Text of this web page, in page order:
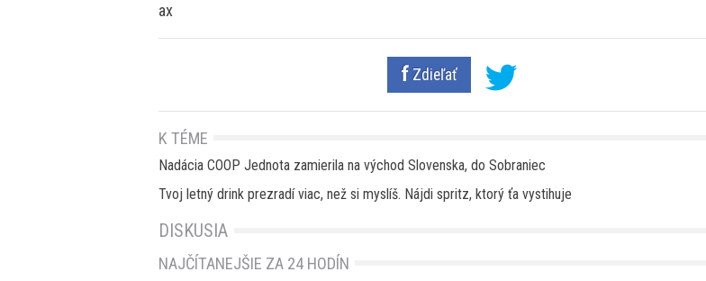
ax
Zdieľať
K TÉME
Nadácia COOP Jednota zamierila na východ Slovenska, do Sobraniec
Tvoj letný drink prezradí viac, než si myslíš. Nájdi spritz, ktorý ťa vystihuje
DISKUSIA
NAJČÍTANEJŠIE ZA 24 HODÍN